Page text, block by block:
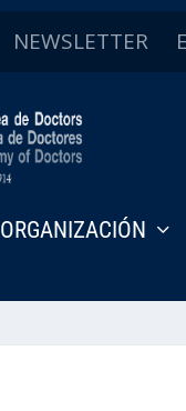
NEWSLETTER
ORGANIZACIÓN